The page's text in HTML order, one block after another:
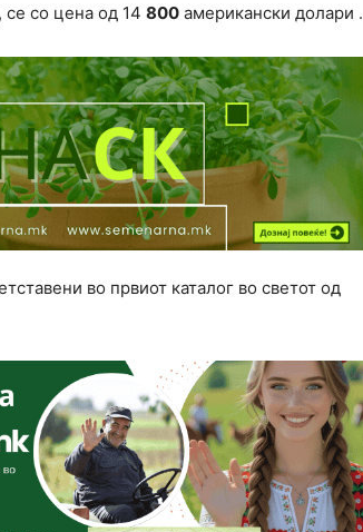
се со цена од 14 800 американски долари .
во првиот каталог во светот од